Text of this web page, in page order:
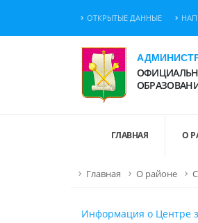
ОТКРЫТЫЕ ДАННЫЕ
ГЛАВНАЯ О
Главная О районе
Информация о Центре